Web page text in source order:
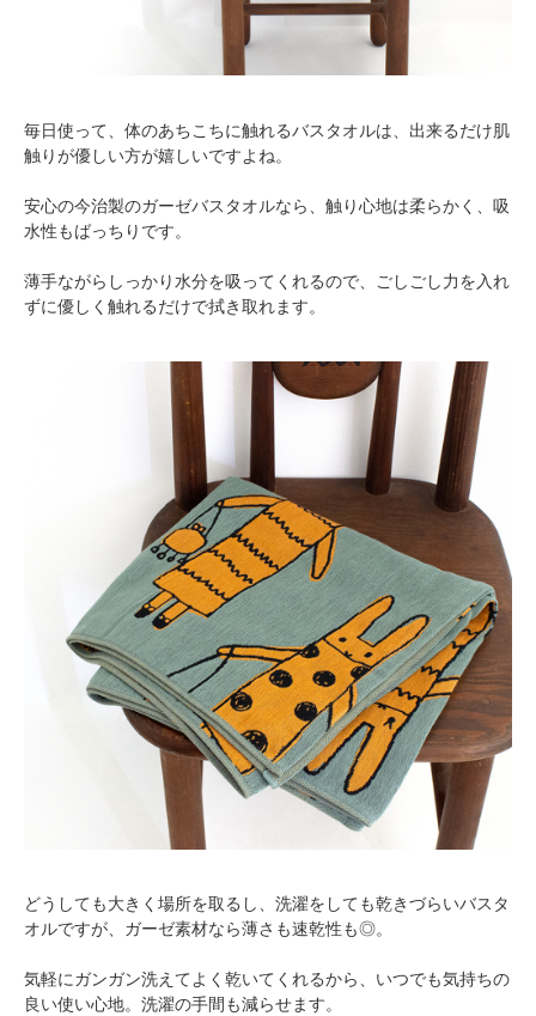
毎日使って、体のあちこちに触れるバスタオルは、出来るだけ肌
触りが優しい方が嬉しいですよね。
安心の今治製のガーゼバスタオルなら、触り心地は柔らかく、吸
水性もばっちりです。
薄手ながらしっかり水分を吸ってくれるので、ごしごし力を入れ
ずに優しく触れるだけで拭き取れます。
どうしても大きく場所を取るし、洗濯をしても乾きづらいバスタ
オルですが、ガーゼ素材なら薄さも速乾性も◎。
気軽にガンガン洗えてよく乾いてくれるから、いつでも気持ちの
良い使い心地。洗濯の手間も減らせます。